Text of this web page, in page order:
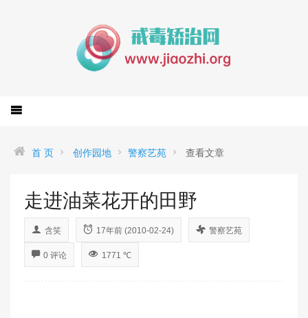
首 页 创作园地 警察艺苑 查看文章
走进油菜花开的田野
含笑 17年前 (2010-02-24) 警察艺苑
0 评论 1771 ℃